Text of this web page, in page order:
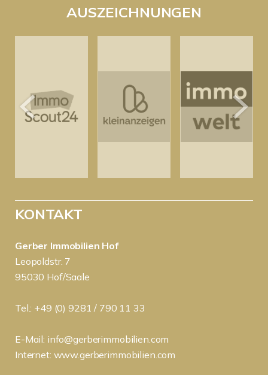
AUSZEICHNUNGEN
KONTAKT
Gerber Immobilien Hof
Leopoldstr. 7
95030 Hof/Saale
Tel.: +49 (0) 9281 / 790 11 33
E-Mail: info@gerberimmobilien.com
Internet: www.gerberimmobilien.com